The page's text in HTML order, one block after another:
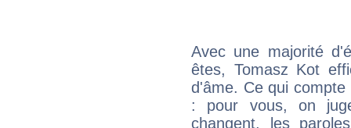
Avec une majorité
êtes, Tomasz Kot
d'âme. Ce qui
: pour vous, on
changent, les